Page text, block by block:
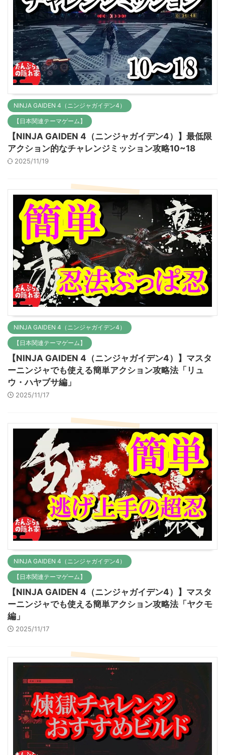
NINJA GAIDEN 4（ニンジャガイデン4）
【日本関連テーマゲーム】
【NINJA GAIDEN 4（ニンジャガイデン4）】最低限
アクション的なチャレンジミッション攻略10~18
2025/11/19
NINJA GAIDEN 4（ニンジャガイデン4）
【日本関連テーマゲーム】
【NINJA GAIDEN 4（ニンジャガイデン4）】マスタ
ーニンジャでも使える簡単アクション攻略法「リュ
ウ・ハヤブサ編」
2025/11/17
NINJA GAIDEN 4（ニンジャガイデン4）
【日本関連テーマゲーム】
【NINJA GAIDEN 4（ニンジャガイデン4）】マスタ
ーニンジャでも使える簡単アクション攻略法「ヤクモ
編」
2025/11/17